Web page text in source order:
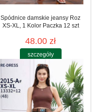
Spódnice damskie jeansy Roz
XS-XL, 1 Kolor Paczka 12 szt
48.00 zł
szczegóły